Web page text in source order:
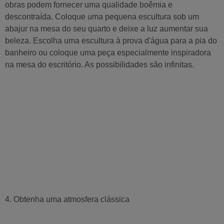
obras podem fornecer uma qualidade boêmia e
descontraída. Coloque uma pequena escultura sob um
abajur na mesa do seu quarto e deixe a luz aumentar sua
beleza. Escolha uma escultura à prova d'água para a pia do
banheiro ou coloque uma peça especialmente inspiradora
na mesa do escritório. As possibilidades são infinitas.
4. Obtenha uma atmosfera clássica